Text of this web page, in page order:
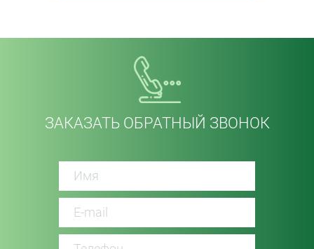
ЗАКАЗАТЬ ОБРАТНЫЙ ЗВОНОК